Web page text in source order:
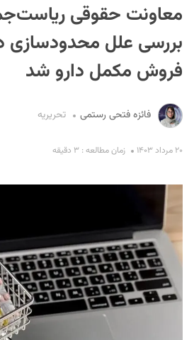
معاونت حقوقی
بررسی علل محدودسازی
فروش مکمل دارو شد
فائزه فتحی رستمی تحریریه
۲۰ مرداد ۱۴۰۳ زمان مطالعه : ۳ دقیقه